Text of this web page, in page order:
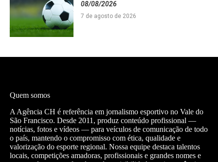
08/08/2026
7 de agosto de 2026
Quem somos
A Agência CH é referência em jornalismo esportivo no Vale do
São Francisco. Desde 2011, produz conteúdo profissional —
notícias, fotos e vídeos — para veículos de comunicação de todo
o país, mantendo o compromisso com ética, qualidade e
valorização do esporte regional. Nossa equipe destaca talentos
locais, competições amadoras, profissionais e grandes nomes e